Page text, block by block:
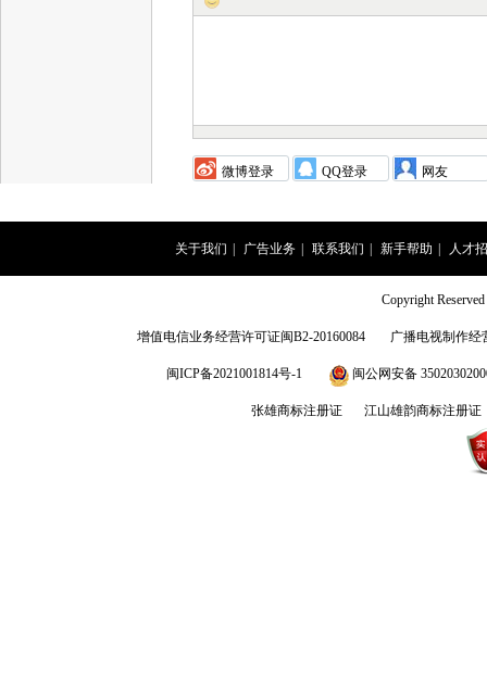
微博登录 QQ登录 网友
关于我们 广告业务 联系我们 新手帮助 人才
Copyright
增值电信业务经营许可证闽B2-20160084 广播电视制作经
闽ICP备2021001814号-1 闽公网安备
张雄商标注册证 江山雄韵商标注册证